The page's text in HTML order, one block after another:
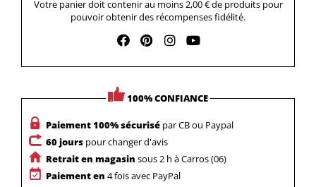
Votre panier doit contenir au moins 2,00 € de produits pour
pouvoir obtenir des récompenses fidélité.
100% CONFIANCE
Paiement 100% sécurisé par CB ou Paypal
60 jours pour changer d'avis
Retrait en magasin sous 2 h à Carros (06)
Paiement en 4 fois avec PayPal